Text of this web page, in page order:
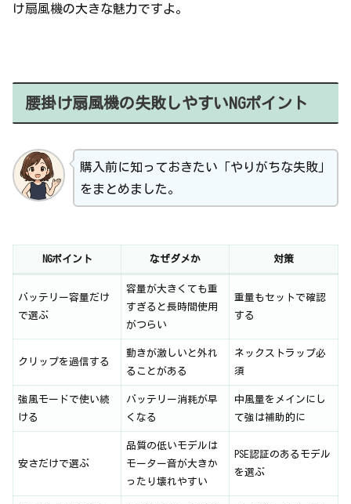
け扇風機の大きな魅力ですよ。
腰掛け扇風機の失敗しやすいNGポイント
購入前に知っておきたい「やりがちな失敗」
をまとめました。
NGポイント なぜダメか 対策
バッテリー容量だけ
で選ぶ
容量が大きくても重
すぎると長時間使用
がつらい
重量もセットで確認
する
クリップを過信する
動きが激しいと外れ
ることがある
ネックストラップ必
須
強風モードで使い続
ける
バッテリー消耗が早
くなる
中風量をメインにし
て強は補助的に
安さだけで選ぶ
品質の低いモデルは
モーター音が大きか
ったり壊れやすい
PSE認証のあるモデル
を選ぶ